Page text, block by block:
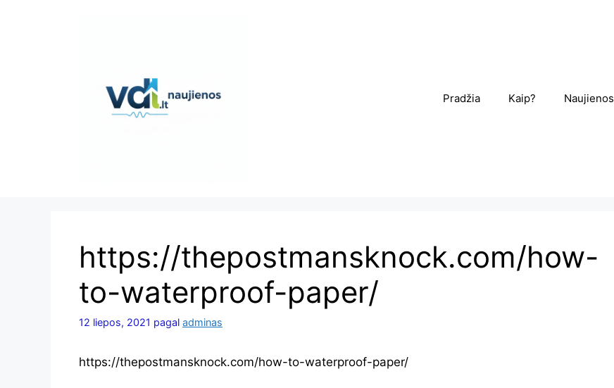
Pradžia Kaip? Naujienos
https://thepostmansknock.com/how-
to-waterproof-paper/
12 liepos, 2021 pagal adminas
https://thepostmansknock.com/how-to-waterproof-paper/